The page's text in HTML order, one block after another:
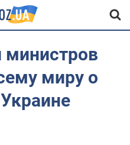
министров
миру о